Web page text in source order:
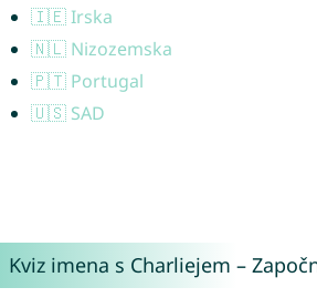
🇮🇪 Irska
🇳🇱 Nizozemska
🇵🇹 Portugal
🇺🇸 SAD
Kviz imena s Charliejem –